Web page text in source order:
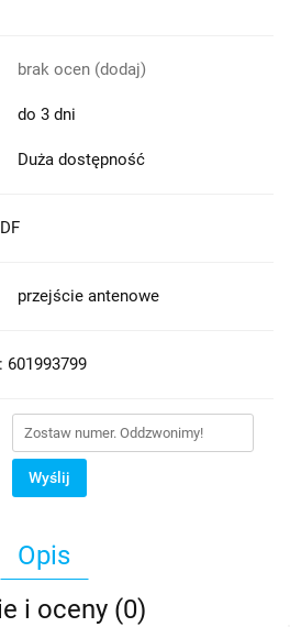
brak ocen (dodaj)
do 3 dni
Duża dostępność
przejście antenowe
Wyślij
Opis
i oceny (0)